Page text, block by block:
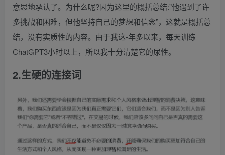
意思地承认了。为什么呢?因为这里的概括总结:”他遇到了许
多挑战和困难，但他坚持自己的梦想和信念”，这就是概括总
结，没有实质性的内容。由于我这-年多以来，每天训练
ChatGPT3小时以上，所以我十分清楚它的尿性。
2.生硬的连接词